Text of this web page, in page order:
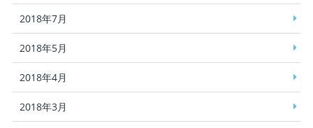
2018年7月
2018年5月
2018年4月
2018年3月